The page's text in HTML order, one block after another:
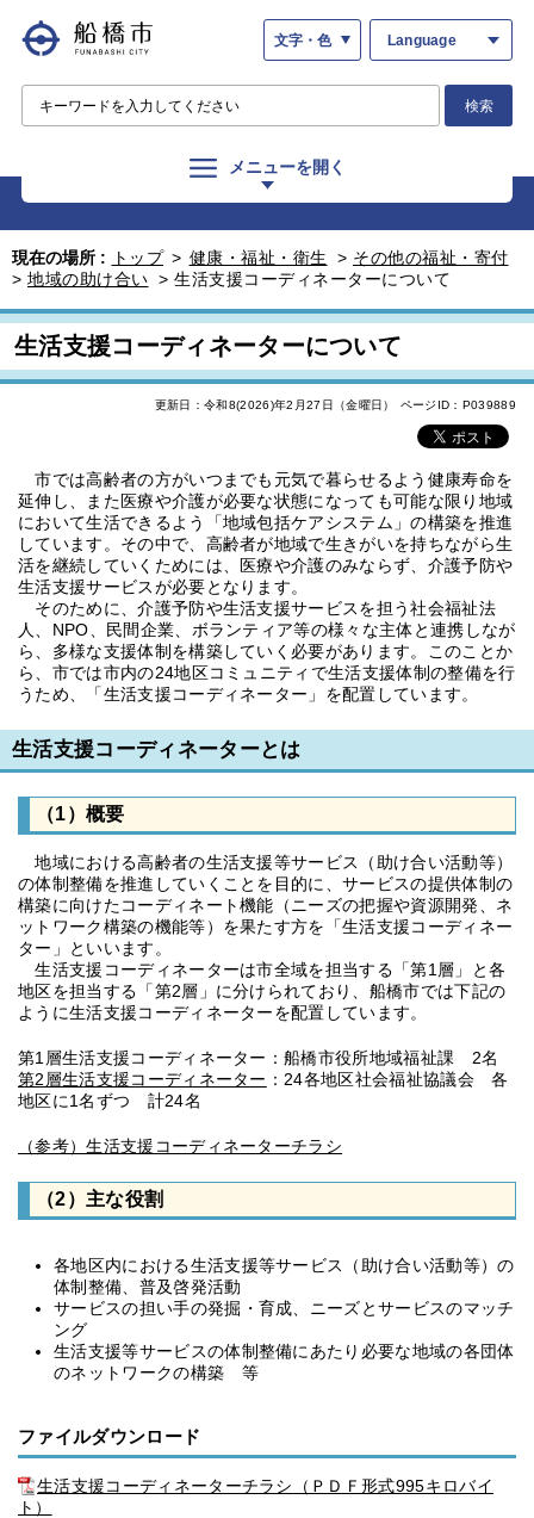
文字・色 Language
検索
メニューを開く
現在の場所 : トップ > 健康・福祉・衛生 > その他の福祉・寄付
> 地域の助け合い > 生活支援コーディネーターについて
生活支援コーディネーターについて
更新日：令和8(2026)年2月27日（金曜日） ページID：P039889
市では高齢者の方がいつまでも元気で暮らせるよう健康寿命を
延伸し、また医療や介護が必要な状態になっても可能な限り地域
において生活できるよう「地域包括ケアシステム」の構築を推進
しています。その中で、高齢者が地域で生きがいを持ちながら生
活を継続していくためには、医療や介護のみならず、介護予防や
生活支援サービスが必要となります。
そのために、介護予防や生活支援サービスを担う社会福祉法
人、NPO、民間企業、ボランティア等の様々な主体と連携しなが
ら、多様な支援体制を構築していく必要があります。このことか
ら、市では市内の24地区コミュニティで生活支援体制の整備を行
うため、「生活支援コーディネーター」を配置しています。
生活支援コーディネーターとは
（1）概要
地域における高齢者の生活支援等サービス（助け合い活動等）
の体制整備を推進していくことを目的に、サービスの提供体制の
構築に向けたコーディネート機能（ニーズの把握や資源開発、ネ
ットワーク構築の機能等）を果たす方を「生活支援コーディネー
ター」といいます。
生活支援コーディネーターは市全域を担当する「第1層」と各
地区を担当する「第2層」に分けられており、船橋市では下記の
ように生活支援コーディネーターを配置しています。
第1層生活支援コーディネーター：船橋市役所地域福祉課 2名
第2層生活支援コーディネーター ：24各地区社会福祉協議会 各
地区に1名ずつ 計24名
（参考）生活支援コーディネーターチラシ
（2）主な役割
各地区内における生活支援等サービス（助け合い活動等）の
体制整備、普及啓発活動
サービスの担い手の発掘・育成、ニーズとサービスのマッチ
ング
生活支援等サービスの体制整備にあたり必要な地域の各団体
のネットワークの構築 等
ファイルダウンロード
生活支援コーディネーターチラシ（ＰＤＦ形式995キロバイ
ト）